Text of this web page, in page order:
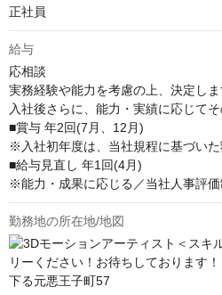
正社員
給与
応相談
実務経験や能力を考慮の上、決定しま
入社後さらに、能力・実績に応じて
■賞与 年2回(7月、12月)
※入社初年度は、当社規程に基づい
■給与見直し 年1回(4月)
※能力・成果に応じる／当社人事評価
勤務地の所在地/地図